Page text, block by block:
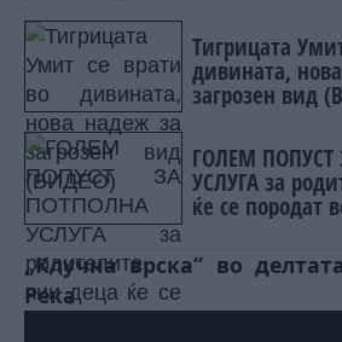
Тигрицата
дивината,
загрозен вид
ГОЛЕМ
УСЛУГА за
ќе се породат
„Клучна врска“ во
Река